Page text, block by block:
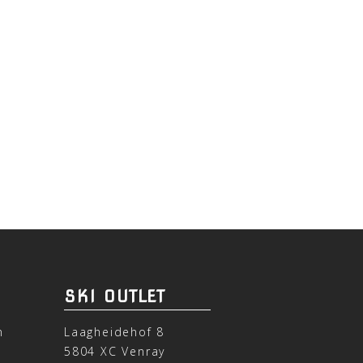
SKI OUTLET
Laagheidehof 8
5804 XC Venray